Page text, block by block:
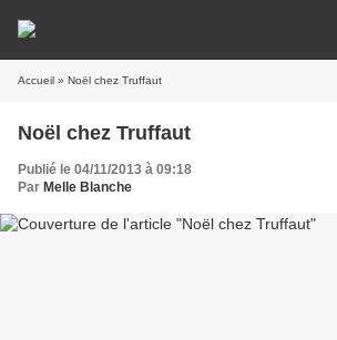
Accueil » Noël chez Truffaut
Noël chez Truffaut
Publié le 04/11/2013 à 09:18
Par Melle Blanche